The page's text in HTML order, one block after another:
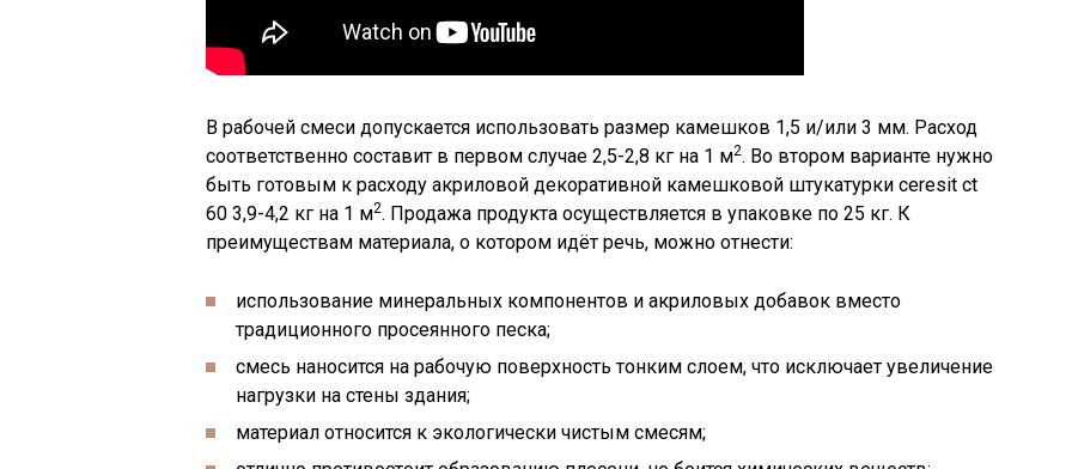
В рабочей смеси допускается использовать размер камешков 1,5 и/или 3 мм. Расход
соответственно составит в первом случае 2,5-2,8 кг на 1 м2. Во втором варианте нужно
быть готовым к расходу акриловой декоративной камешковой штукатурки ceresit ct
60 3,9-4,2 кг на 1 м2. Продажа продукта осуществляется в упаковке по 25 кг. К
преимуществам материала, о котором идёт речь, можно отнести:
использование минеральных компонентов и акриловых добавок вместо
традиционного просеянного песка;
смесь наносится на рабочую поверхность тонким слоем, что исключает увеличение
нагрузки на стены здания;
материал относится к экологически чистым смесям;